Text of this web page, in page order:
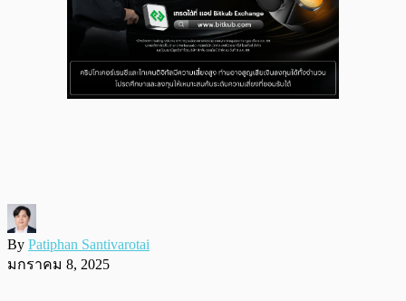
By Patiphan Santivarotai
มกราคม 8, 2025